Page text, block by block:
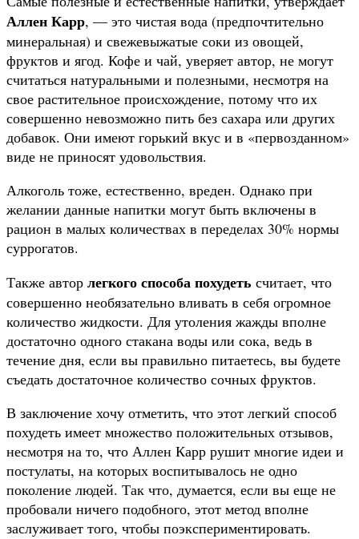
Аллен Карр, — это чистая вода (предпочтительно
минеральная) и свежевыжатые соки из овощей,
фруктов и ягод. Кофе и чай, уверяет автор, не могут
считаться натуральными и полезными, несмотря на
свое растительное происхождение, потому что их
совершенно невозможно пить без сахара или других
добавок. Они имеют горький вкус и в «первозданном»
виде не приносят удовольствия.
Алкоголь тоже, естественно, вреден. Однако при
желании данные напитки могут быть включены в
рацион в малых количествах в переделах 30% нормы
суррогатов.
Также автор легкого способа похудеть считает, что
совершенно необязательно вливать в себя огромное
количество жидкости. Для утоления жажды вполне
достаточно одного стакана воды или сока, ведь в
течение дня, если вы правильно питаетесь, вы будете
съедать достаточное количество сочных фруктов.
В заключение хочу отметить, что этот легкий способ
похудеть имеет множество положительных отзывов,
несмотря на то, что Аллен Карр рушит многие идеи и
постулаты, на которых воспитывалось не одно
поколение людей. Так что, думается, если вы еще не
пробовали ничего подобного, этот метод вполне
заслуживает того, чтобы поэкспериментировать.